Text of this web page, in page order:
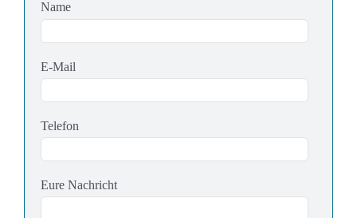
Name
E-Mail
Telefon
Eure Nachricht